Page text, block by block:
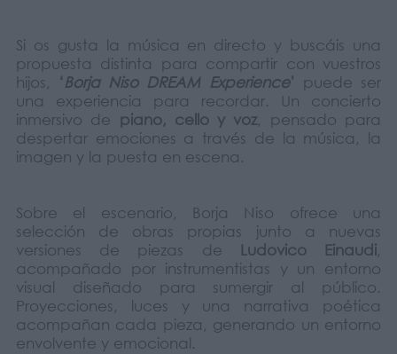
Si os gusta la música en directo y buscáis una
propuesta distinta para compartir con vuestros
hijos,
‘Borja Niso DREAM Experience’ puede ser
una experiencia para recordar. Un concierto
inmersivo de
piano, cello y voz, pensado para
despertar emociones a través de la música, la
imagen y la puesta en escena.
Sobre el escenario, Borja Niso ofrece una
selección de obras propias junto a nuevas
versiones de piezas de
Ludovico Einaudi,
acompañado por instrumentistas y un entorno
visual diseñado para sumergir al público.
Proyecciones, luces y una narrativa poética
acompañan cada pieza, generando un entorno
envolvente y emocional.